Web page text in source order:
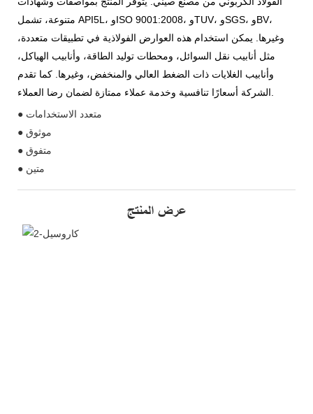
متنوعة، تشمل API5L، وISO 9001:2008، وTUV، وSGS، وBV،
وغيرها. يمكن استخدام هذه العوارض الفولاذية في تطبيقات متعددة،
مثل أنابيب نقل السوائل، ومحطات توليد الطاقة، وأنابيب الهياكل،
وأنابيب الغلايات ذات الضغط العالي والمنخفض، وغيرها. كما تقدم
● متعدد الاستخدامات
● موثوق
● متفوق
● متين
عرض المنتج